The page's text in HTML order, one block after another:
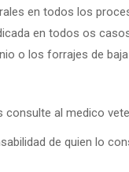
en todos los
en todos os
o los forrajes de
al medico
de quien lo